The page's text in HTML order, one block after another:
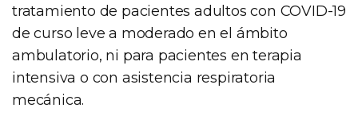
tratamiento de pacientes adultos con COVID-19
de curso leve a moderado en el ámbito
ambulatorio, ni para pacientes en terapia
intensiva o con asistencia respiratoria
mecánica.